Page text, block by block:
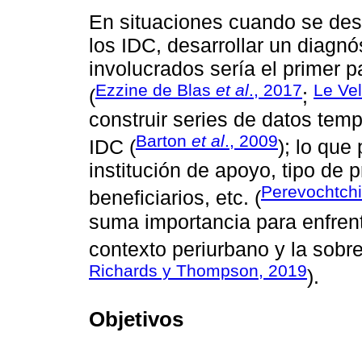
En situaciones cuando se
los IDC, desarrollar un
involucrados sería el primer
(Ezzine de Blas et al., 2017; Le
construir series de datos
IDC (Barton et al., 2009); lo que
institución de apoyo, tipo de
beneficiarios, etc. (
suma importancia para
contexto periurbano y la
Richards y Thompson, 2019).
Objetivos